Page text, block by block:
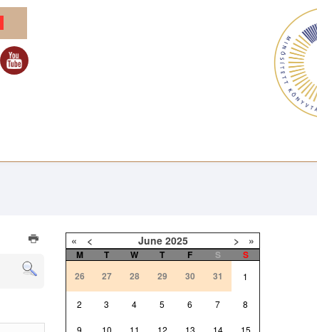
« < June 2025 > »
M T W T F S
S
26
27 28 29 30 31 1
2 3 4 5 6 7 8
9 10 11 12 13 14 15